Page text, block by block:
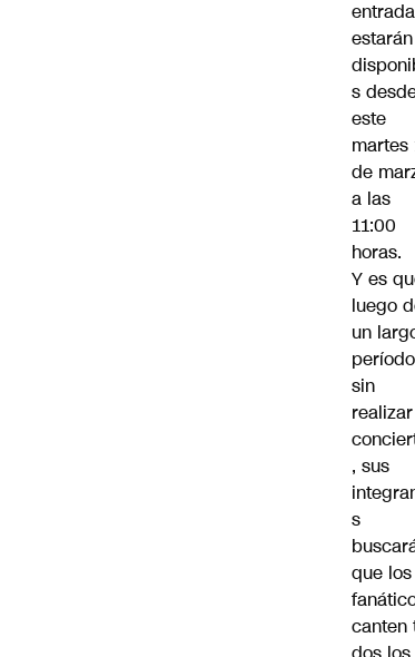
estarán
s
este
martes
de
a las
11:00
horas.
Y es
luego
un
período
sin
realizar
, sus
s
que los
canten